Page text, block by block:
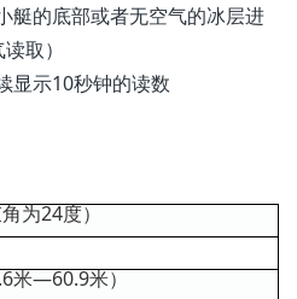
艇的底部或者无空气的冰层进
取）
显示10秒钟的读数
为24度）
米—60.9米）